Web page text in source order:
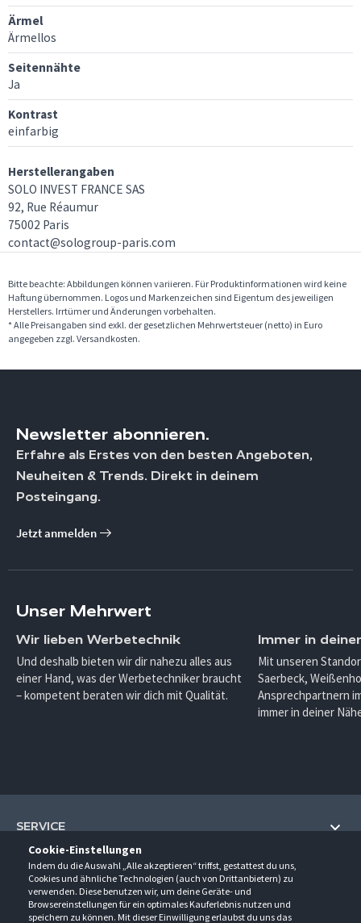
Cookie-Einstellungen
Indem du die Auswahl „Alle akzeptieren“ triffst, gestattest du uns,
Cookies und ähnliche Technologien (auch von Drittanbietern) zu
verwenden. Diese benutzen wir, um deine Geräte- und
Browsereinstellungen für ein optimales Kauferlebnis nutzen und
speichern zu können. Mit dieser Einwilligung erlaubst du uns das
Ärmel
Ärmellos
Seitennähte
Ja
Kontrast
einfarbig
Herstellerangaben
SOLO INVEST FRANCE SAS
92, Rue Réaumur
75002 Paris
contact@sologroup-paris.com
Bitte beachte: Abbildungen können variieren. Für Produktinformationen wird keine
Haftung übernommen. Logos und Markenzeichen sind Eigentum des jeweiligen
Herstellers. Irrtümer und Änderungen vorbehalten.
* Alle Preisangaben sind exkl. der gesetzlichen Mehrwertsteuer (netto) in Euro
angegeben zzgl. Versandkosten.
Newsletter abonnieren.
Erfahre als Erstes von den besten Angeboten,
Neuheiten & Trends. Direkt in deinem
Posteingang.
Jetzt anmelden
Unser Mehrwert
Wir lieben Werbetechnik
Und deshalb bieten wir dir nahezu alles aus
einer Hand, was der Werbetechniker braucht
– kompetent beraten wir dich mit Qualität.
Immer in
Mit unseren
Saerbeck,
Ansprechpartnern
immer in deiner
SERVICE
Hilfe und Information
Fragen und Antworten (FAQ)
Kontakt
UNTERNEHMEN
Über uns
KONTAKT